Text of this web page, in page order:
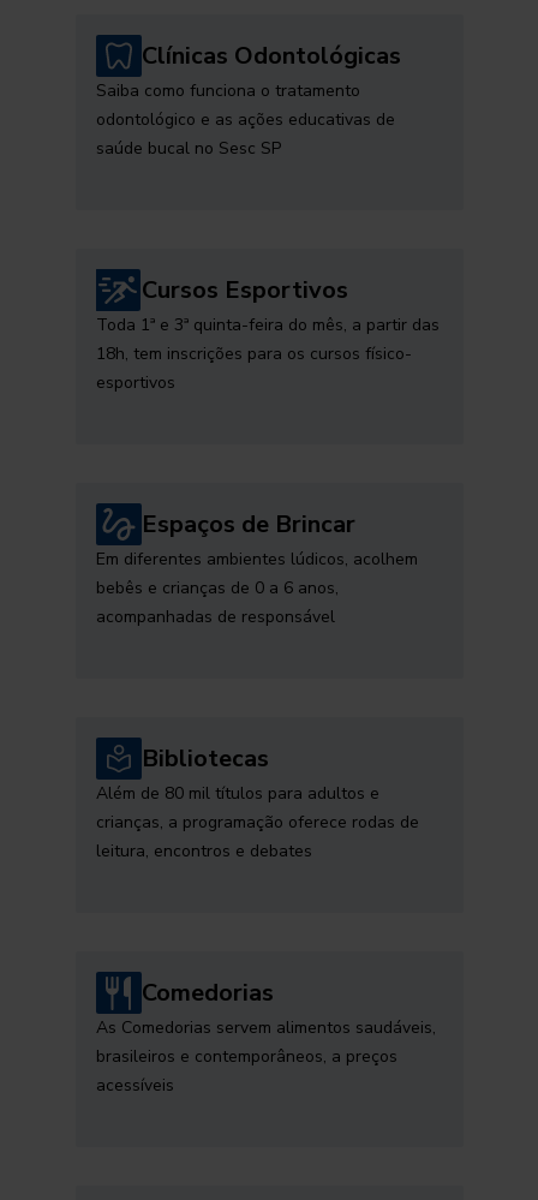
Clínicas Odontológicas
Saiba como funciona o tratamento
odontológico e as ações educativas de
saúde bucal no Sesc SP
Cursos Esportivos
Toda 1ª e 3ª quinta-feira do mês, a partir das
18h, tem inscrições para os cursos físico-
esportivos
Espaços de Brincar
Em diferentes ambientes lúdicos, acolhem
bebês e crianças de 0 a 6 anos,
acompanhadas de responsável
Bibliotecas
Além de 80 mil títulos para adultos e
crianças, a programação oferece rodas de
leitura, encontros e debates
Comedorias
As Comedorias servem alimentos saudáveis,
brasileiros e contemporâneos, a preços
acessíveis